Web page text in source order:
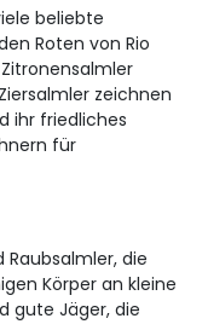
beliebte
Roten von Rio
zeichnen
ihr friedliches
für
die
Körper an kleine
gute Jäger, die